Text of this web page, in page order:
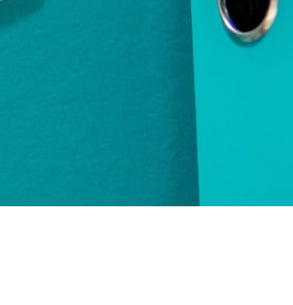
de
(HDIJ BDN)
de Sant Andreu